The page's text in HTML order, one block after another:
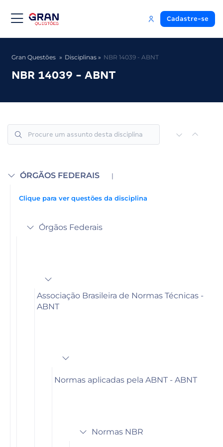
Cadastre-se
Gran Questões Disciplinas NBR 14039 - ABNT
NBR 14039 - ABNT
ÓRGÃOS FEDERAIS |
Clique para ver questões da disciplina
Órgãos Federais
Associação Brasileira de Normas Técnicas -
ABNT
Normas aplicadas pela ABNT - ABNT
Normas NBR